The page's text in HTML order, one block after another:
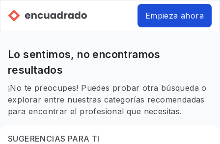
Empieza ahora
Lo sentimos, no encontramos
resultados
¡No te preocupes! Puedes probar otra búsqueda o
explorar entre nuestras categorías recomendadas
para encontrar el profesional que necesitas.
SUGERENCIAS PARA TI